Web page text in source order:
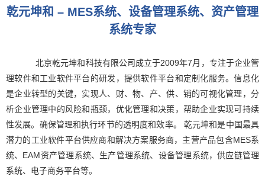
乾元坤和 – MES系统、设备管理系统、资产管理
系统专家
北京乾元坤和科技有限公司成立于2009年7月，专注于企业管
理软件和工业软件平台的研发，提供软件平台和定制化服务。信息化
是企业转型的关键，实现人、财、物、产、供、销的可视化管理，分
析企业管理中的风险和瓶颈，优化管理和决策，帮助企业实现可持续
性发展。确保管理和执行环节的透明度和效率。 乾元坤和是中国最具
潜力的工业软件平台供应商和解决方案服务商，主营产品包含MES系
统、EAM资产管理系统、生产管理系统、设备管理系统，供应链管理
系统、电子商务平台等。